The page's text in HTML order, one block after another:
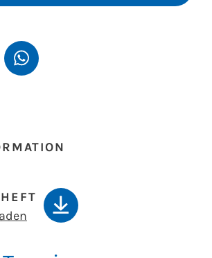
zu vorgegebenen Themen